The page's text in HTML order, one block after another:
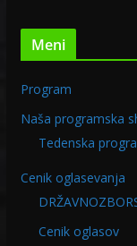
Meni
Program
Naša programska
Tedenska
Cenik oglasevanja
Cenik oglasov